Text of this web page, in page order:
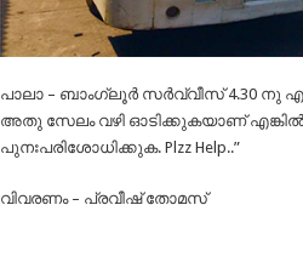
പാലാ – ബാംഗ്ലൂര്‍ സർവ്വീസ് 4.30
അതു സേലം വഴി ഓടിക്കുകയാണ് എങ്കിൽ
പുനഃപരിശോധിക്കുക. Plzz Help..”
വിവരണം – പ്രവീഷ് തോമസ്‌